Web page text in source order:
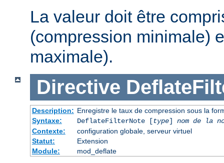
La valeur doit être
(compression minimale)
maximale).
Directive
Description: Enregistre le taux de compression sous la
Syntaxe:
DeflateFilterNote [type] nom de la
Contexte:
configuration globale, serveur virtuel
Statut:
Extension
Module:
mod_deflate